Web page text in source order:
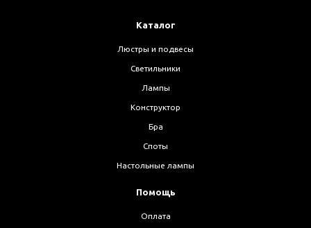
Каталог
Люстры и подвесы
Светильники
Лампы
Конструктор
Бра
Споты
Настольные лампы
Помощь
Оплата